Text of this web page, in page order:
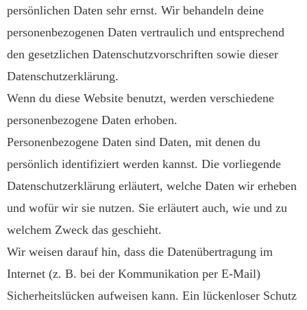
persönlichen Daten sehr ernst. Wir behandeln deine
personenbezogenen Daten vertraulich und entsprechend
den gesetzlichen Datenschutzvorschriften sowie dieser
Datenschutzerklärung.
Wenn du diese Website benutzt, werden verschiedene
personenbezogene Daten erhoben.
Personenbezogene Daten sind Daten, mit denen du
persönlich identifiziert werden kannst. Die vorliegende
Datenschutzerklärung erläutert, welche Daten wir erheben
und wofür wir sie nutzen. Sie erläutert auch, wie und zu
welchem Zweck das geschieht.
Wir weisen darauf hin, dass die Datenübertragung im
Internet (z. B. bei der Kommunikation per E-Mail)
Sicherheitslücken aufweisen kann. Ein lückenloser Schutz